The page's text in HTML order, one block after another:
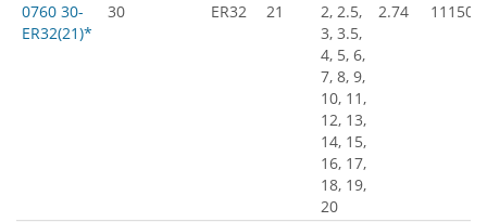
0760 30-
ER32(21)*
30 ER32 21
2, 2.5,
3, 3.5,
4, 5, 6,
7, 8, 9,
10, 11,
12, 13,
14, 15,
16, 17,
18, 19,
20
2.74 11150